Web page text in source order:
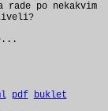
po nekakvim
pdf
buklet